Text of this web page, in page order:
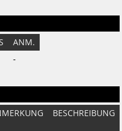
ANM.
-
BESCHREIBUNG